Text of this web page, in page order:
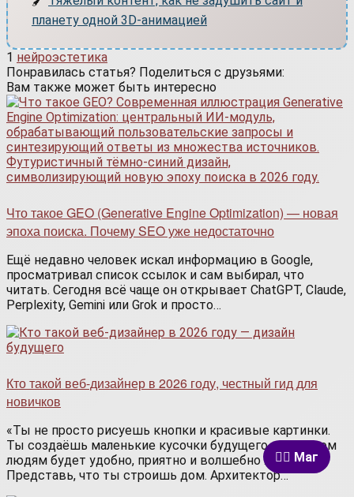
планету одной 3D-анимацией
1 нейроэстетика
Понравилась статья? Поделиться с друзьями:
Вам также может быть интересно
Что такое GEO (Generative Engine Optimization) — новая
эпоха поиска. Почему SEO уже недостаточно
Ещё недавно человек искал информацию в Google,
просматривал список ссылок и сам выбирал, что
читать. Сегодня всё чаще он открывает ChatGPT, Claude,
Perplexity, Gemini или Grok и просто…
Кто такой веб-дизайнер в 2026 году, честный гид для
новичков
«Ты не просто рисуешь кнопки и красивые картинки.
Ты создаёшь маленькие кусочки будущего, в котором
людям будет удобно, приятно и волшебно жить.»
Представь, что ты строишь дом. Архитектор…
🧙‍♂️ Маг